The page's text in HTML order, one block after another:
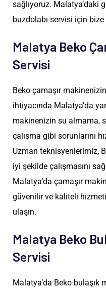
sağlıyoruz. Malatya’daki
buzdolabı servisi için bize
Malatya Beko
Servisi
Beko çamaşır
ihtiyacında Malatya’da
makinenizin su almama,
çalışma gibi sorunlarını
Uzman teknisyenlerimiz,
iyi şekilde çalışmasını
Malatya’da çamaşır
güvenilir ve kaliteli
ulaşın.
Malatya Beko
Servisi
Malatya’da Beko bulaşık